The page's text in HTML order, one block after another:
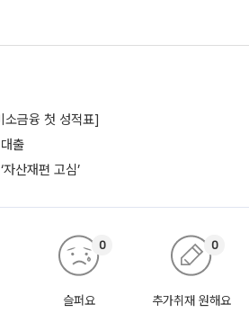
금융 첫 성적표]
출
산재편 고심’
슬퍼요
0
추가취재 원해요
0